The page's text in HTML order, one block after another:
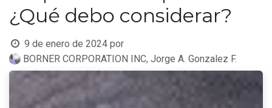
¿Qué debo considerar?
9 de enero de 2024 por
BORNER CORPORATION INC, Jorge A. Gonzalez F.